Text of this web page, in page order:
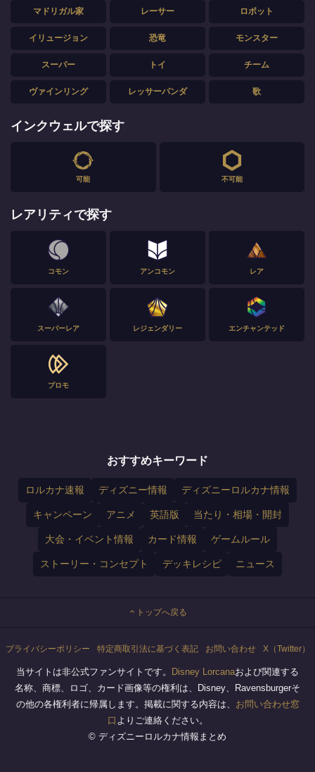
マドリガル家 レーサー ロボット
イリュージョン 恐竜 モンスター
スーパー トイ チーム
ヴァインリング レッサーパンダ 歌
インクウェルで探す
可能 不可能
レアリティで探す
コモン アンコモン レア
スーパーレア レジェンダリー エンチャンテッド
プロモ
おすすめキーワード
ロルカナ速報 ディズニー情報 ディズニーロルカナ情報
キャンペーン アニメ 英語版 当たり・相場・開封
大会・イベント情報 カード情報 ゲームルール
ストーリー・コンセプト デッキレシピ ニュース
トップへ戻る
プライバシーポリシー 特定商取引法に基づく表記 お問い合わせ X（Twitter）
当サイトは非公式ファンサイトです。 Disney Lorcanaおよび関連する
名称、商標、ロゴ、カード画像等の権利は、Disney、Ravensburgerそ
の他の各権利者に帰属します。掲載に関する内容は、 お問い合わせ窓
口 よりご連絡ください。
© ディズニーロルカナ情報まとめ